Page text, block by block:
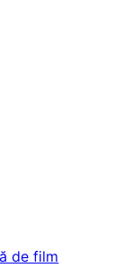
de film